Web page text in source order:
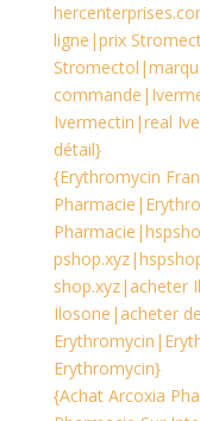
ligne|prix
Ivermectin|real
détail}
{Erythromycin
shop.xyz|acheter
Ilosone|acheter
Erythromycin}
{Achat Arcoxia